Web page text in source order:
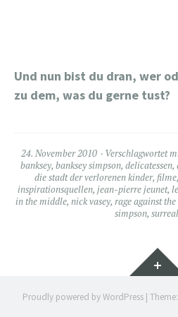
Und nun bist du dran, wer
zu dem, was du gerne tust?
24. November 2010 Verschlagwortet
banksey, banksey simpson, delicatessen,
die stadt der verlorenen kinder, filme,
inspirationsquellen, jean-pierre jeunet,
in the middle, nick vasey, rage against
simpson,
Proudly powered by WordPress |